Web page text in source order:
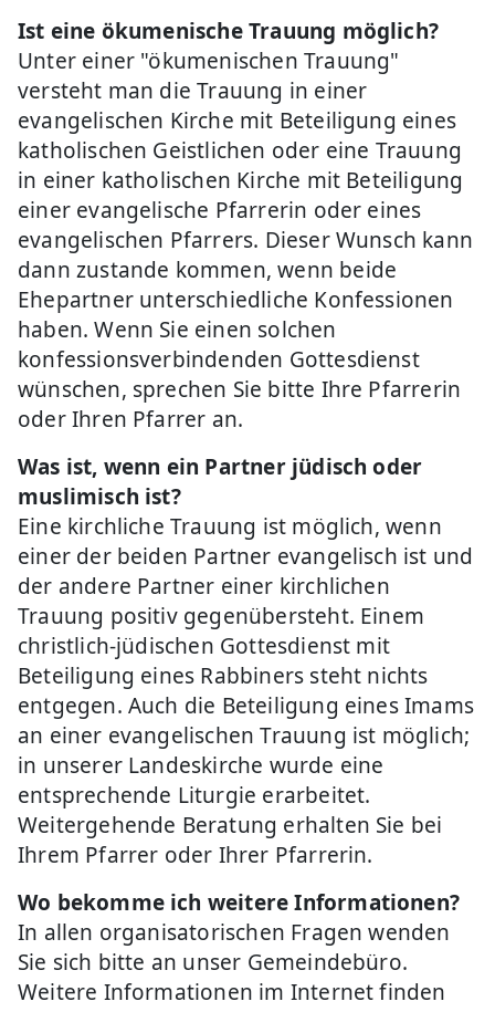
Ist eine ökumenische Trauung möglich?
Unter einer "ökumenischen Trauung"
versteht man die Trauung in einer
evangelischen Kirche mit Beteiligung eines
katholischen Geistlichen oder eine Trauung
in einer katholischen Kirche mit Beteiligung
einer evangelische Pfarrerin oder eines
evangelischen Pfarrers. Dieser Wunsch kann
dann zustande kommen, wenn beide
Ehepartner unterschiedliche Konfessionen
haben. Wenn Sie einen solchen
konfessionsverbindenden Gottesdienst
wünschen, sprechen Sie bitte Ihre Pfarrerin
oder Ihren Pfarrer an.
Was ist, wenn ein Partner jüdisch oder
muslimisch ist?
Eine kirchliche Trauung ist möglich, wenn
einer der beiden Partner evangelisch ist und
der andere Partner einer kirchlichen
Trauung positiv gegenübersteht. Einem
christlich-jüdischen Gottesdienst mit
Beteiligung eines Rabbiners steht nichts
entgegen. Auch die Beteiligung eines Imams
an einer evangelischen Trauung ist möglich;
in unserer Landeskirche wurde eine
entsprechende Liturgie erarbeitet.
Weitergehende Beratung erhalten Sie bei
Ihrem Pfarrer oder Ihrer Pfarrerin.
Wo bekomme ich weitere Informationen?
In allen organisatorischen Fragen wenden
Sie sich bitte an unser Gemeindebüro.
Weitere Informationen im Internet finden